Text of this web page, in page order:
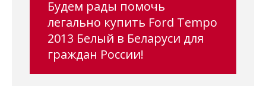
Будем рады помочь
легально купить Ford Tempo
2013 Белый в Беларуси для
граждан России!